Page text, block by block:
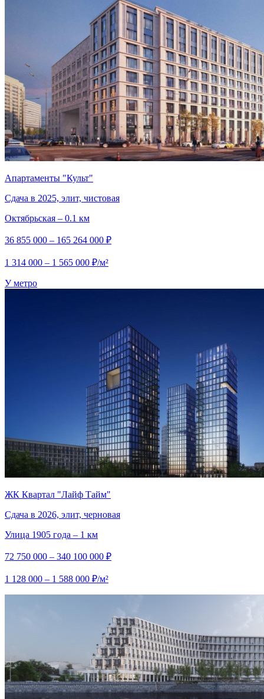
Апартаменты "Культ"
Сдача в 2025, элит, чистовая
Октябрьская – 0.1 км
36 855 000 – 165 264 000 ₽
1 314 000 – 1 565 000 ₽/м²
У метро
ЖК Квартал "Лайф Тайм"
Сдача в 2026, элит, черновая
Улица 1905 года – 1 км
72 750 000 – 340 100 000 ₽
1 128 000 – 1 588 000 ₽/м²